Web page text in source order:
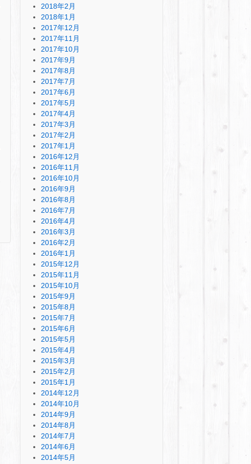
2018年2月
2018年1月
2017年12月
2017年11月
2017年10月
2017年9月
2017年8月
2017年7月
2017年6月
2017年5月
2017年4月
2017年3月
2017年2月
2017年1月
2016年12月
2016年11月
2016年10月
2016年9月
2016年8月
2016年7月
2016年4月
2016年3月
2016年2月
2016年1月
2015年12月
2015年11月
2015年10月
2015年9月
2015年8月
2015年7月
2015年6月
2015年5月
2015年4月
2015年3月
2015年2月
2015年1月
2014年12月
2014年10月
2014年9月
2014年8月
2014年7月
2014年6月
2014年5月